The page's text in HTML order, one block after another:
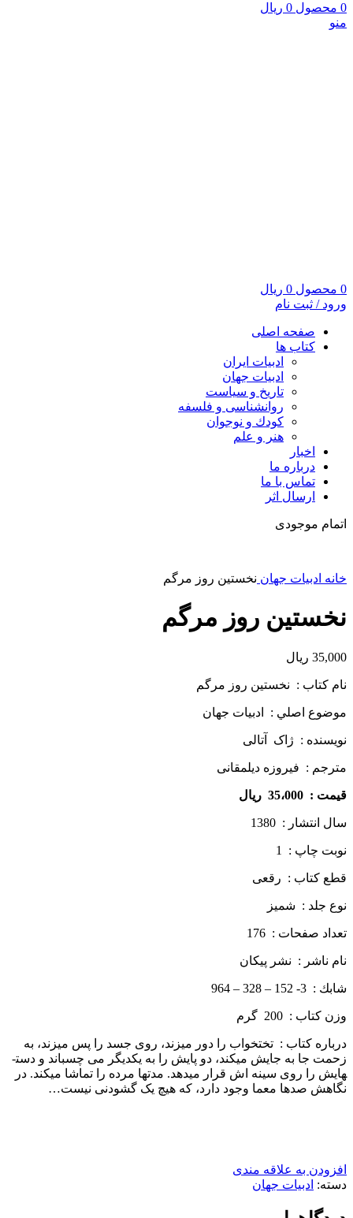
0 محصول 0 ریال
منو
0 محصول 0 ریال
ورود / ثبت نام
صفحه اصلی
کتاب ها
ادبیات ایران
ادبیات جهان
تاریخ و سیاست
روانشناسی و فلسفه
کودك و نوجوان
هنر و علم
اخبار
درباره ما
تماس با ما
ارسال اثر
اتمام موجودی
خانه ادبیات جهان نخستین روز مرگم
نخستین روز مرگم
35,000 ریال
نام كتاب : نخستین روز مرگم
موضوع اصلي : ادبیات جهان
نويسنده : ژاک آتالی
مترجم : فیروزه دیلمقانی
قيمت : 35،000 ريال
سال انتشار : 1380
نوبت چاپ : 1
قطع كتاب : رقعی
نوع جلد : شمیز
تعداد صفحات : 176
نام ناشر : نشر پيكان
شابك : 3- 152 – 328 – 964
وزن كتاب : 200 گرم
درباره كتاب : تختخواب را دور می­زند، روی جسد را پس می­زند، به
زحمت جا به­ جایش می­کند، دو پایش را به یکدیگر می­ چسباند و دست­
هایش را روی سینه­ اش قرار می­دهد. مدت­ها مرده را تماشا میکند. در
نگاهش صدها معما وجود دارد، که هیچ یک گشودنی نیست…
افزودن به علاقه مندی
دسته: ادبیات جهان